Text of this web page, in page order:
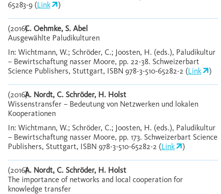
65283-9 (Link )
(2016)C. Oehmke, S. Abel
Ausgewählte Paludikulturen
In: Wichtmann, W.; Schröder, C.; Joosten, H. (eds.), Paludikultur
– Bewirtschaftung nasser Moore, pp. 22-38. Schweizerbart
Science Publishers, Stuttgart, ISBN 978-3-510-65282-2 (Link )
(2016)A. Nordt, C. Schröder, H. Holst
Wissenstransfer – Bedeutung von Netzwerken und lokalen
Kooperationen
In: Wichtmann, W.; Schröder, C.; Joosten, H. (eds.), Paludikultur
– Bewirtschaftung nasser Moore, pp. 173. Schweizerbart Science
Publishers, Stuttgart, ISBN 978-3-510-65282-2 (Link )
(2016)A. Nordt, C. Schröder, H. Holst
The importance of networks and local cooperation for
knowledge transfer